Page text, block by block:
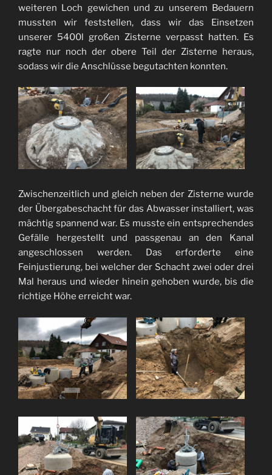
weiteren Loch gewichen und zu unserem Bedauern
mussten wir feststellen, dass wir das Einsetzen
unserer 5400l großen Zisterne verpasst hatten. Es
ragte nur noch der obere Teil der Zisterne heraus,
sodass wir die Anschlüsse begutachten konnten.
Zwischenzeitlich und gleich neben der Zisterne wurde
der Übergabeschacht für das Abwasser installiert, was
mächtig spannend war. Es musste ein entsprechendes
Gefälle hergestellt und passgenau an den Kanal
angeschlossen werden. Das erforderte eine
Feinjustierung, bei welcher der Schacht zwei oder drei
Mal heraus und wieder hinein gehoben wurde, bis die
richtige Höhe erreicht war.